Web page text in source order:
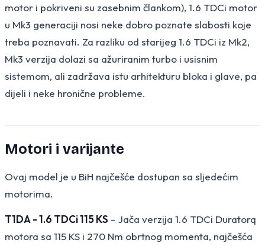
motor i pokriveni su zasebnim člankom), 1.6 TDCi motor
u Mk3 generaciji nosi neke dobro poznate slabosti koje
treba poznavati. Za razliku od starijeg 1.6 TDCi iz Mk2,
Mk3 verzija dolazi sa ažuriranim turbo i usisnim
sistemom, ali zadržava istu arhitekturu bloka i glave, pa
dijeli i neke hronične probleme.
Motori i varijante
Ovaj model je u BiH najčešće dostupan sa sljedećim
motorima.
T1DA - 1.6 TDCi 115 KS - Jača verzija 1.6 TDCi Duratorq
motora sa 115 KS i 270 Nm obrtnog momenta, najčešća